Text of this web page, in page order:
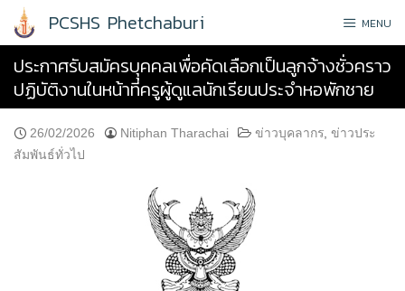
Skip
PCSHS Phetchaburi MENU
ประกาศรับสมัครบุุคคลเพื่อคัดเลือกเป็นลูกจ้างชั่วคราว
ปฏิบัติงานในหน้าที่ครูผู้ดูแลนักเรียนประจำหอพักชาย
26/02/2026 Nitiphan Tharachai ข่าวบุคลากร ข่าวประ
สัมพันธ์ทั่วไป